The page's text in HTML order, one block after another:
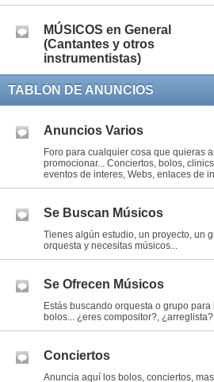
MÚSICOS en General
(Cantantes y otros
instrumentistas)
TABLÓN DE ANUNCIOS
Anuncios Varios
Foro para cualquier cosa que quieras
promocionar... Conciertos, bolos,
eventos de interes, Webs, enlaces de
Se Buscan Músicos
Tienes algún estudio, un proyecto, un
orquesta y necesitas músicos...
Se Ofrecen Músicos
Estás buscando orquesta o grupo para
bolos... ¿eres compositor?,
Conciertos
Anuncia aquí los bolos, conciertos,